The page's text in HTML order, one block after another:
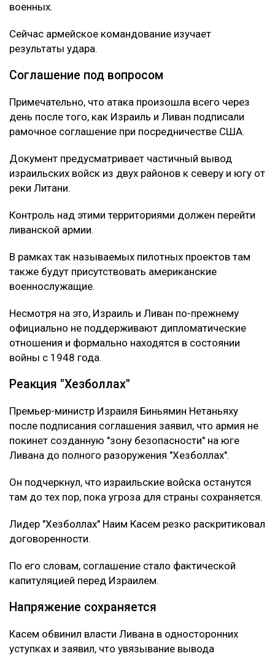
военных.
Сейчас армейское командование изучает
результаты удара.
Соглашение под вопросом
Примечательно, что атака произошла всего через
день после того, как Израиль и Ливан подписали
рамочное соглашение при посредничестве США.
Документ предусматривает частичный вывод
израильских войск из двух районов к северу и югу от
реки Литани.
Контроль над этими территориями должен перейти
ливанской армии.
В рамках так называемых пилотных проектов там
также будут присутствовать американские
военнослужащие.
Несмотря на это, Израиль и Ливан по-прежнему
официально не поддерживают дипломатические
отношения и формально находятся в состоянии
войны с 1948 года.
Реакция "Хезболлах"
Премьер-министр Израиля Биньямин Нетаньяху
после подписания соглашения заявил, что армия не
покинет созданную "зону безопасности" на юге
Ливана до полного разоружения "Хезболлах".
Он подчеркнул, что израильские войска останутся
там до тех пор, пока угроза для страны сохраняется.
Лидер "Хезболлах" Наим Касем резко раскритиковал
договоренности.
По его словам, соглашение стало фактической
капитуляцией перед Израилем.
Напряжение сохраняется
Касем обвинил власти Ливана в односторонних
уступках и заявил, что увязывание вывода